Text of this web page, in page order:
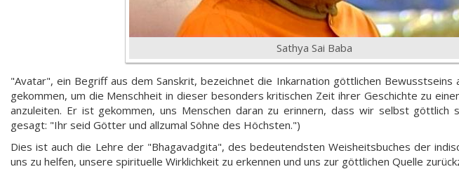
Sathya Sai Baba
"Avatar", ein Begriff aus dem Sanskrit, bezeichnet die Inkarnation göttlichen Bewusstseins
gekommen, um die Menschheit in dieser besonders kritischen Zeit ihrer Geschichte zu
anzuleiten. Er ist gekommen, uns Menschen daran zu erinnern, dass wir selbst göttlich
gesagt: "Ihr seid Götter und allzumal Söhne des Höchsten.")
Dies ist auch die Lehre der "Bhagavadgita", des bedeutendsten Weisheitsbuches der
uns zu helfen, unsere spirituelle Wirklichkeit zu erkennen und uns zur göttlichen Quelle